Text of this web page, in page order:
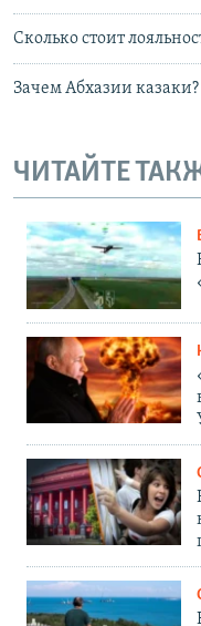
Сколько стоит
Зачем Абхазии казаки?
ЧИТАЙТЕ